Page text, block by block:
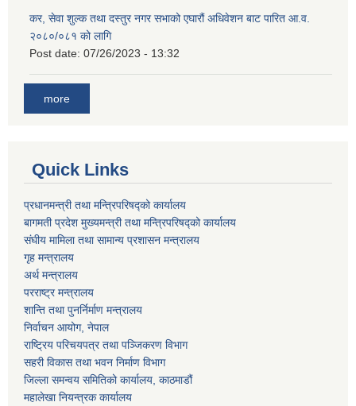
कर, सेवा शुल्क तथा दस्तुर नगर सभाको एघारौं अधिवेशन बाट पारित आ.व.
२०८०/०८१ को लागि
Post date: 07/26/2023 - 13:32
more
Quick Links
प्रधानमन्त्री तथा मन्त्रिपरिषद्को कार्यालय
बागमती प्रदेश मुख्यमन्त्री तथा मन्त्रिपरिषद्को कार्यालय
संघीय मामिला तथा सामान्य प्रशासन मन्त्रालय
गृह मन्त्रालय
अर्थ मन्त्रालय
परराष्ट्र मन्त्रालय
शान्ति तथा पुनर्निर्माण मन्त्रालय
निर्वाचन आयोग, नेपाल
राष्ट्रिय परिचयपत्र तथा पञ्जिकरण विभाग
सहरी विकास तथा भवन निर्माण विभाग
जिल्ला समन्वय समितिको कार्यालय, काठमाडौं
महालेखा नियन्त्रक कार्यालय